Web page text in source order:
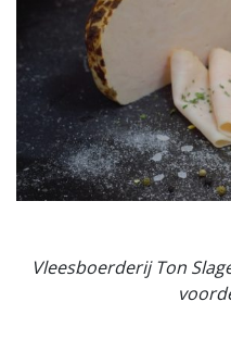
Vleesboerderij Ton